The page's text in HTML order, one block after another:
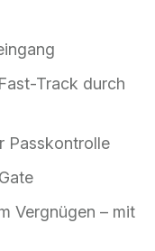
Track durch
Passkontrolle
Vergnügen – mit